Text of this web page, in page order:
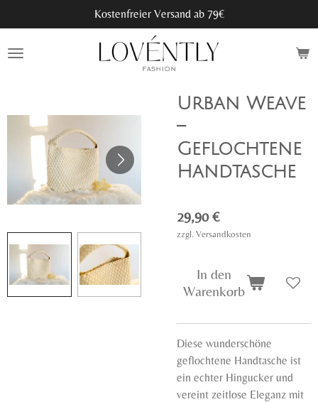
Hauptinhalt
springen
Kostenfreier Versand ab 79€
Urban Weave
–
Geflochtene
Handtasche
29,90 €
zzgl. Versandkosten
In den
Warenkorb
Diese wunderschöne
geflochtene Handtasche ist
ein echter Hingucker und
vereint zeitlose Eleganz mit